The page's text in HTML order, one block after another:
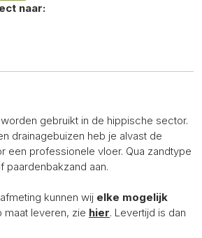
naar:
gebruikt in de hippische sector.
drainagebuizen heb je alvast de
een professionele vloer. Qua zandtype
paardenbakzand aan.
kunnen wij elke mogelijk
maat leveren, zie hier. Levertijd is dan